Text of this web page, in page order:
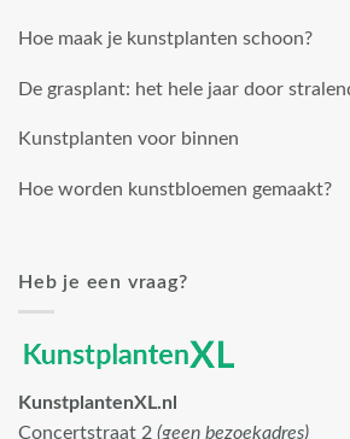
Hoe maak je kunstplanten schoon?
De grasplant: het hele jaar door
Kunstplanten voor binnen
Hoe worden kunstbloemen gemaakt?
Heb je een vraag?
KunstplantenXL.nl
Concertstraat 2 (geen bezoekadres)